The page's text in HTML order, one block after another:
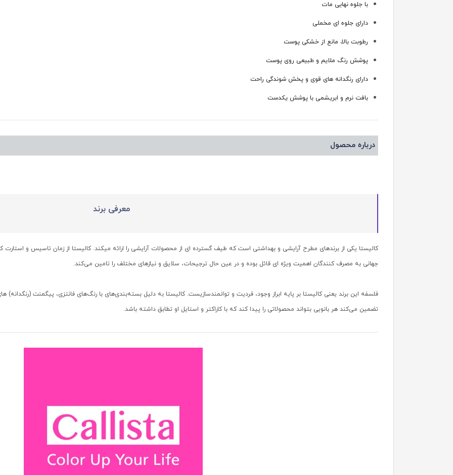
با جلوه نهایی مات
دارای جلوه ای مخملی
رطوبت بالا، مانع از خشکی پوست
پوشش رنگ ملایم و طبیعی روی پوست
دارای رنگدانه های قوی و پخش شوندگی راحت
بافت نرم و ابریشمی با پوشش یکدست
درباره محصول
معرفی برند
کالیستا یکی از برندهای مطرح آرایشی و بهداشتی است که طیف گسترده ای از محصولات آرایشی را ارائه میکند. کالیستا از زمان تاسیس و استارت
جهانی به مصرف کنندگان اهمیت ویژه ای قائل بوده و در عین حال ترجیحات، سلایق و نیازهای مختلف را تامین می‌کند.
فلسفه این برند یعنی کالیستا بر پایه ابراز وجود، فردیت و توانمندسازیست. کالیستا به دلیل بسته‌بندی‌های با رنگ‌های فانتزی، پیگمنت
تضمین می‌کند هر بانویی بتواند محصولاتی را پیدا کند که با کاراکتر و استایل او تطابق داشته باشد.